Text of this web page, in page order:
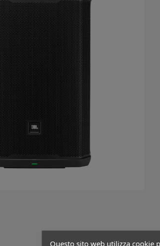
Questo sito web utilizza cookie